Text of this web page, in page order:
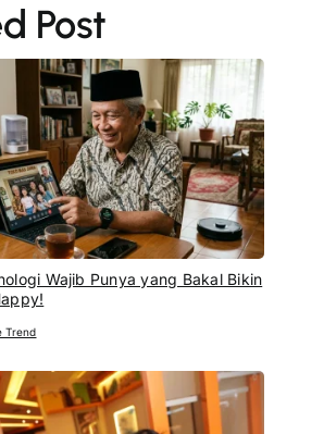
Post
Wajib Punya yang Bakal Bikin
Trend